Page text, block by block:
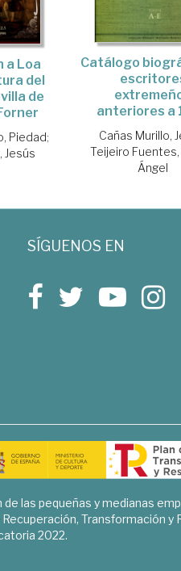
a Loa
del
de
Piedad;
Jesús
Catálogo
anteriores a
Cañas Murillo,
Teijeiro Fuentes,
Ángel
SÍGUENOS EN
las pequeñas y medianas
Transformación y
2022.